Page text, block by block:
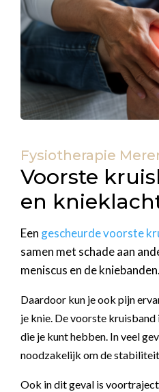
Fysiotherapie
Voorste
en
Een gescheurde voorste
samen met schade aan
meniscus en de
Daardoor kun je ook pijn
je knie. De voorste
die je kunt hebben. In veel
noodzakelijk om de
Ook in dit geval is